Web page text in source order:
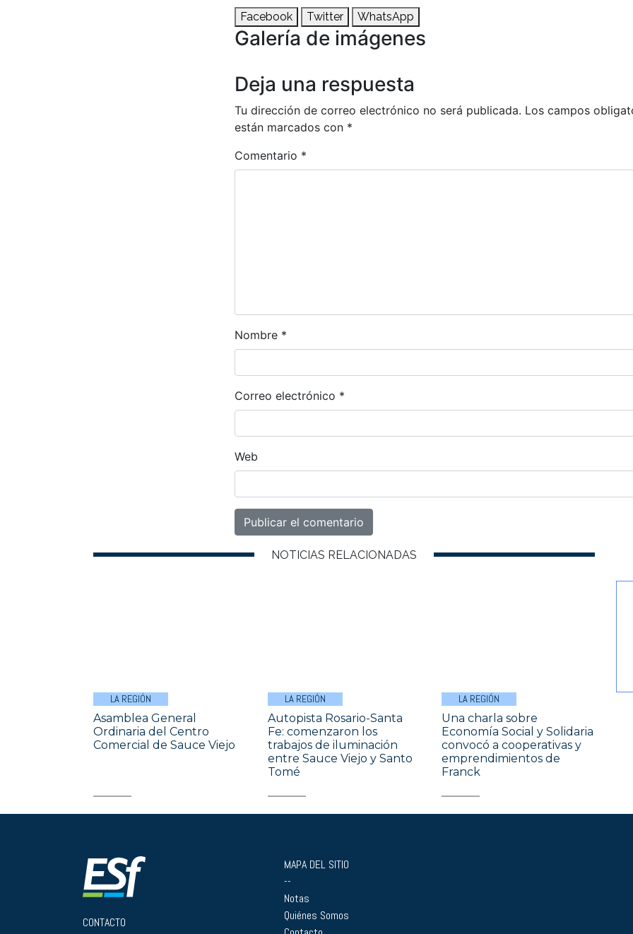
Facebook Twitter WhatsApp
Galería de imágenes
Deja una respuesta
Tu dirección de correo electrónico no será publicada. Los campos
están marcados con *
Comentario *
Nombre *
Correo electrónico *
Web
NOTICIAS RELACIONADAS
LA REGIÓN
Asamblea General
Ordinaria del Centro
Comercial de Sauce Viejo
LA REGIÓN
Autopista Rosario-Santa
Fe: comenzaron los
trabajos de iluminación
entre Sauce Viejo y Santo
Tomé
LA REGIÓN
Una charla sobre
Economía Social y Solidaria
convocó a cooperativas y
emprendimientos de
Franck
CONTACTO
MAPA DEL SITIO
--
Notas
Quiénes Somos